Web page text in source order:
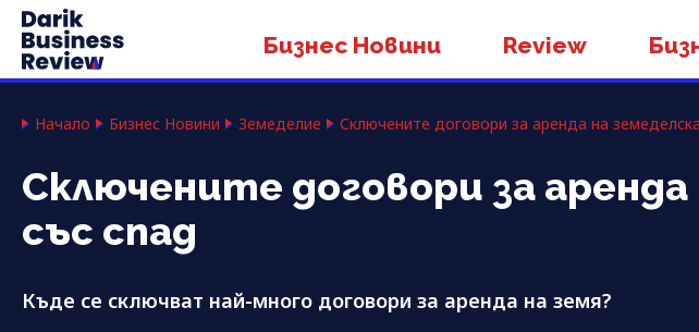
Бизнес Новини Review
Начало Бизнес Новини Земеделие Сключените договори за аренда на
Сключените договори за
със спад
Къде се сключват най-много договори за аренда на земя?